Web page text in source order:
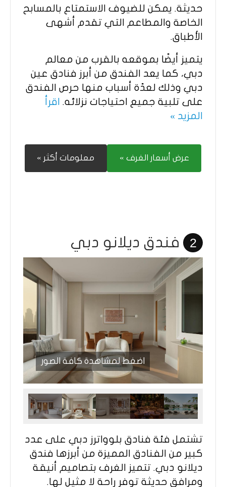
حديثة. يمكن للضيوف الاستمتاع بالمسابح
الخاصة والمطاعم التي تقدم أشهى
الأطباق.
يتميز أيضًا بموقعه بالقرب من معالم
دبي، كما يعد الفندق من أبرز فنادق عين
دبي وذلك لعدًة أسباب منها حرص الفندق
على تلبية جميع احتياجات نزلائه. اقرأ
المزيد »
عرض أسعار الغرف » معلومات أكثر »
2 فندق ديلانو دبي
اضغط لمشاهدة كافة الصور
تشتمل فئة فنادق بلوواترز دبي على عدد
كبير من الفنادق المميزة من أبرزها فندق
ديلانو دبي. تتميز الغرف بتصاميم أنيقة
ومرافق حديثة توفر راحة لا مثيل لها.